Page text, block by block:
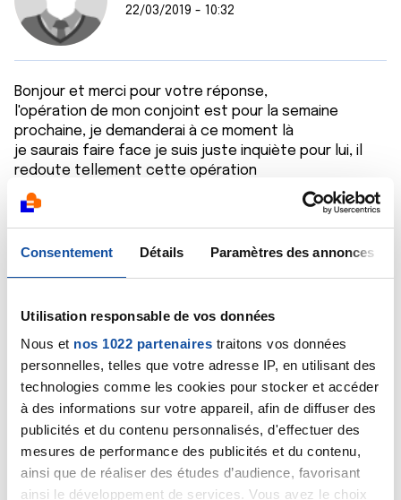
Consentement Détails Paramètres des annonces
Utilisation responsable de vos données
Nous et nos 1022 partenaires traitons vos données
personnelles, telles que votre adresse IP, en utilisant des
technologies comme les cookies pour stocker et accéder
à des informations sur votre appareil, afin de diffuser des
publicités et du contenu personnalisés, d'effectuer des
mesures de performance des publicités et du contenu,
ainsi que de réaliser des études d’audience, favorisant
ainsi le développement de services. Vous avez le choix
22/03/2019 - 10:32
Bonjour et merci pour votre réponse,
l'opération de mon conjoint est pour la semaine
prochaine, je demanderai à ce moment là
je saurais faire face je suis juste inquiète pour lui, il
redoute tellement cette opération
Yalie
Citer
Isabelle Gauzin
Bonsoir ne redoutez pas. Mon mari a une stomie. Et
sans doute qu'il l'aura ä vie. C'est ainsi il a eu un cancer